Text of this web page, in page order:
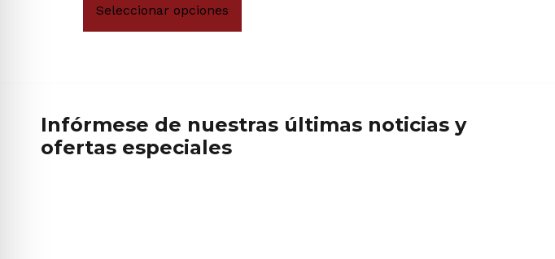
Seleccionar opciones
Infórmese de nuestras últimas noticias y
ofertas especiales